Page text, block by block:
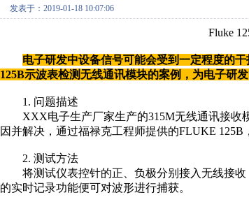
发表于：2019-01-18 10:07:06
Fluke
电子研发中设备信号可能会受到一定程度的
125B示波表检测无线通讯模块的案例，为电子研
1. 问题描述
XXX电子生产厂家生产的315M无线通讯接收
因并解决，通过福禄克工程师提供的FLUKE 125B
2. 测试方法
将测试仪表控针的正、负极分别接入无线接收
的实时记录功能便可对波形进行捕获。